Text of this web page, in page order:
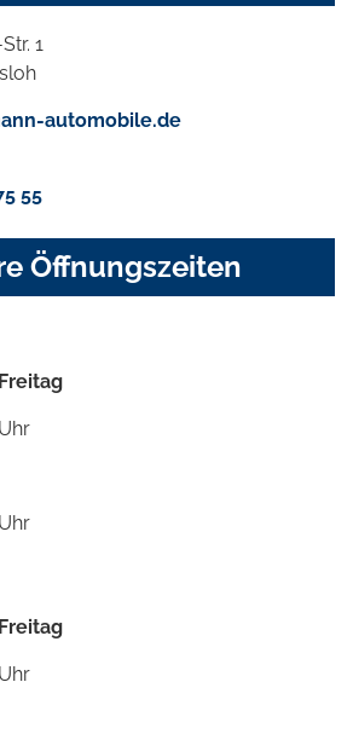
1
automobile.de
55
Öffnungszeiten